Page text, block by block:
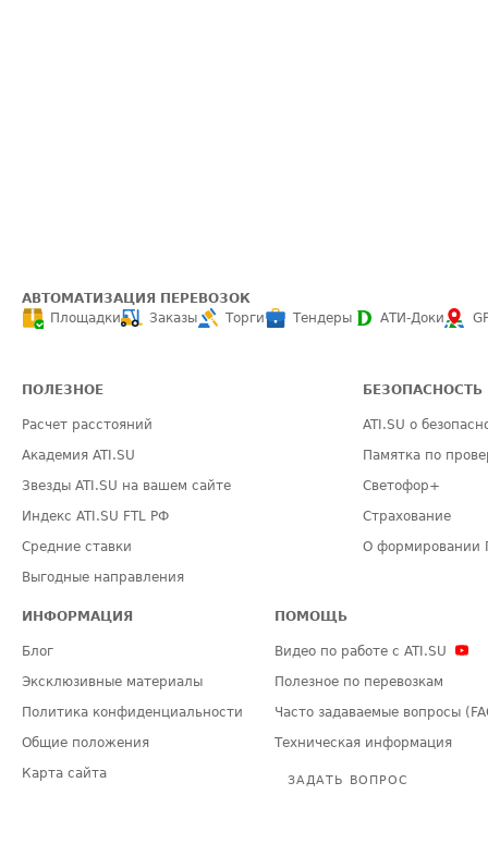
АВТОМАТИЗАЦИЯ ПЕРЕВОЗОК
Площадки
Заказы Торги Тендеры АТИ-Доки
ПОЛЕЗНОЕ
Расчет расстояний
Академия ATI.SU
Звезды ATI.SU на вашем сайте
Индекс ATI.SU FTL РФ
Средние ставки
Выгодные направления
БЕЗОПАСНОСТЬ
ATI.SU о
Памятка по
Светофор+
Страхование
О формировании
ИНФОРМАЦИЯ
Блог
Эксклюзивные материалы
Политика конфиденциальности
Общие положения
Карта сайта
ПОМОЩЬ
Видео по работе с ATI.SU
Полезное по перевозкам
Часто задаваемые вопросы
Техническая информация
ЗАДАТЬ ВОПРОС